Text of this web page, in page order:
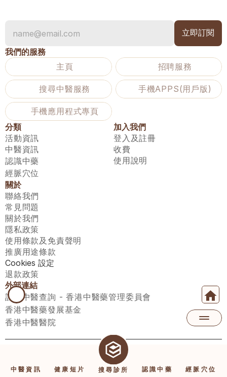
中醫資訊 健康短片 搜尋診所 認識中藥 經脈穴位
我們的服務
主頁
招聘服務
搜尋中醫服務 手機APPS(用戶版)
手機應用程式專頁
分類
活動資訊
中醫資訊
認識中藥
經脈穴位
加入我們
登入及註冊
收費
使用說明
關於
聯絡我們
常見問題
關於我們
隱私政策
使用條款及免責聲明
推廣用途條款
Cookies 設定
退款政策
外部連結
註冊中醫查詢 - 香港中醫藥管理委員會
香港中醫藥發展基金
香港中醫醫院
醫師匯有限公司 ECWAY LIMITED Copyright 2026© All rights
reserved. 台灣地區：統一編號：00531876 稅籍編號：A100320069